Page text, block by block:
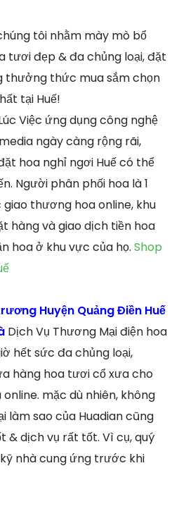
tôi nhằm mày mò bổ
tươi đẹp & đa chủng loại, đặt
thưởng thức mua sắm chọn
tại Huế!
Việc ứng dụng công nghệ
ngày càng rộng rãi,
hoa nghỉ ngơi Huế có thể
Người phân phối hoa là 1
thương hoa online, khu
hàng và giao dịch tiền hoa
hoa ở khu vực của họ. Shop
Huyện Quảng Điền Huế
Dịch Vụ Thương Mại điện hoa
hết sức đa chủng loại,
hàng hoa tươi cổ xưa cho
mặc dù nhiên, không
làm sao của Huadian cũng
& dịch vụ rất tốt. Vì cụ, quý
nhà cung ứng trước khi